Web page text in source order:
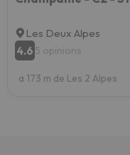
Les Deux Alpes
4.6 5 opinions
a 173 m de Les 2 Alpes